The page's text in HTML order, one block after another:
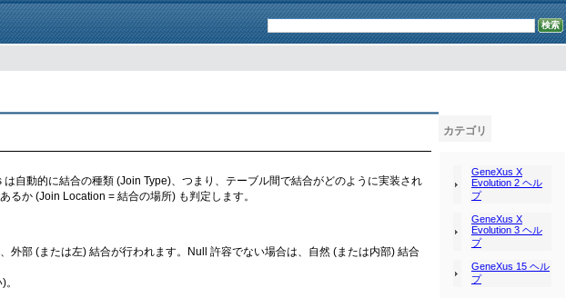
自動的に結合の種類 (Join Type)、つまり、テーブル間で結合がどのように実装され
か (Join Location = 結合の場所) も判定します。
外部 (または左) 結合が行われます。Null 許容でない場合は、自然 (または内部) 結合
カテゴリ
GeneXus X
Evolution 2 ヘル
プ
GeneXus X
Evolution 3 ヘル
プ
GeneXus 15 ヘル
プ